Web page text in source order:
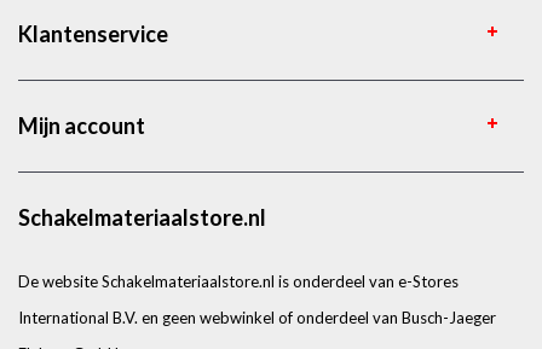
Klantenservice
Mijn account
Schakelmateriaalstore.nl
De website Schakelmateriaalstore.nl is onderdeel van e-Stores
International B.V. en geen webwinkel of onderdeel van Busch-Jaeger